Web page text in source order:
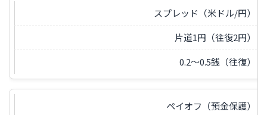
スプレッド（米ドル/円）
片道1円（往復2円）
0.2〜0.5銭（往復）
ペイオフ（預金保護）